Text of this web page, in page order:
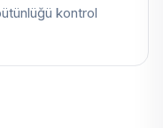
kontrol